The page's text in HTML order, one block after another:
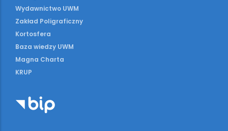
Wydawnictwo UWM
Zakład Poligraficzny
Kortosfera
Baza wiedzy UWM
Magna Charta
KRUP